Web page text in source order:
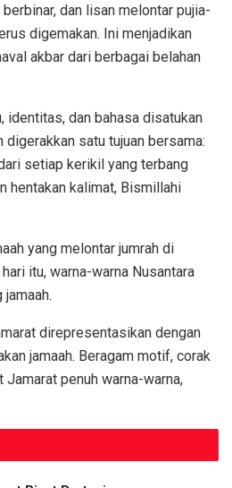
dan lisan melontar pujia-
digemakan. Ini menjadikan
akbar dari berbagai belahan
identitas, dan bahasa disatukan
digerakkan satu tujuan bersama:
setiap kerikil yang terbang
hentakan kalimat, Bismillahi
yang melontar jumrah di
itu, warna-warna Nusantara
direpresentasikan dengan
jamaah. Beragam motif, corak
penuh warna-warna,